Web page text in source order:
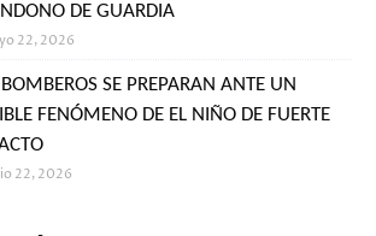
DE GUARDIA
22, 2026
BOMBEROS SE PREPARAN ANTE UN
FENÓMENO DE EL NIÑO DE FUERTE
22, 2026